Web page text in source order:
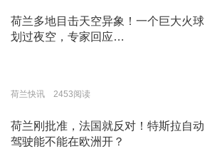
荷兰多地目击天空异象！一个巨大火球
划过夜空，专家回应…
荷兰快讯 2453阅读
荷兰刚批准，法国就反对！特斯拉自动
驾驶能不能在欧洲开？